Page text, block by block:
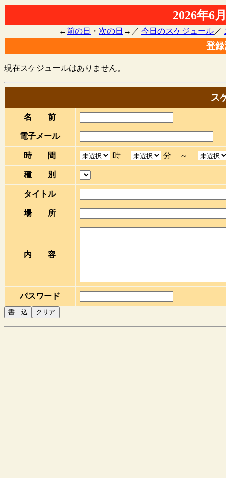
2026年6
←前の日 ・ 次の日 →／ 今日のスケジュール／
登
現在スケジュールはありません。
ス
名 前
電子メール
時 間 時 分 ～
種 別
タイトル
場 所
内 容
パスワード